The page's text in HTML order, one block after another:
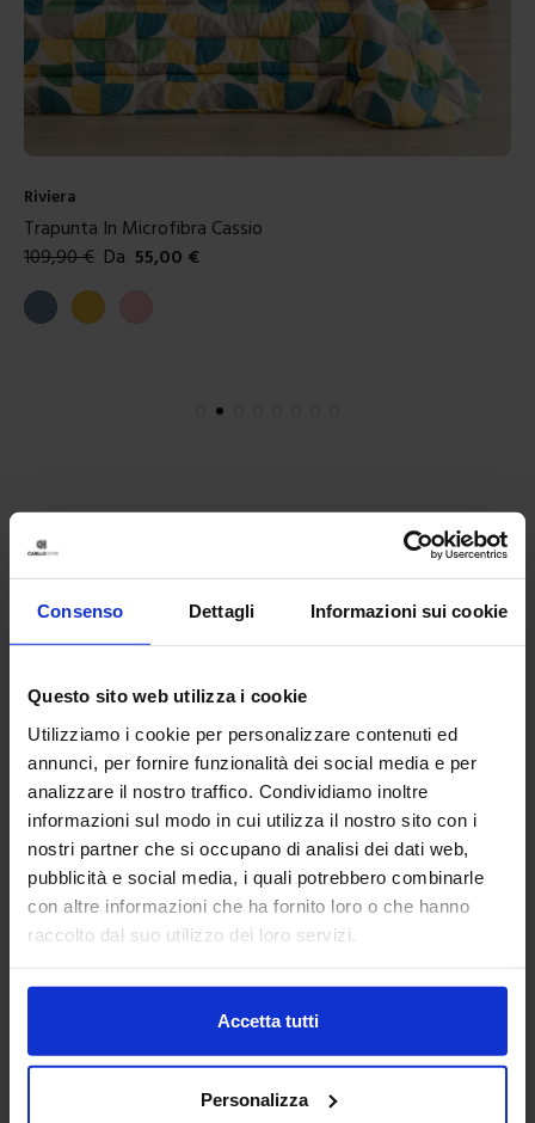
Consenso Dettagli Informazioni sui cookie
Questo sito web utilizza i cookie
Utilizziamo i cookie per personalizzare contenuti ed
annunci, per fornire funzionalità dei social media e per
analizzare il nostro traffico. Condividiamo inoltre
informazioni sul modo in cui utilizza il nostro sito con i
nostri partner che si occupano di analisi dei dati web,
pubblicità e social media, i quali potrebbero combinarle
con altre informazioni che ha fornito loro o che hanno
raccolto dal suo utilizzo dei loro servizi.
Accetta tutti
Personalizza
Riviera
Trapunta In Microfibra Cassio
109,90€ Da 55,00 €
Colori disponibili
Carta da zucchero
Giallo